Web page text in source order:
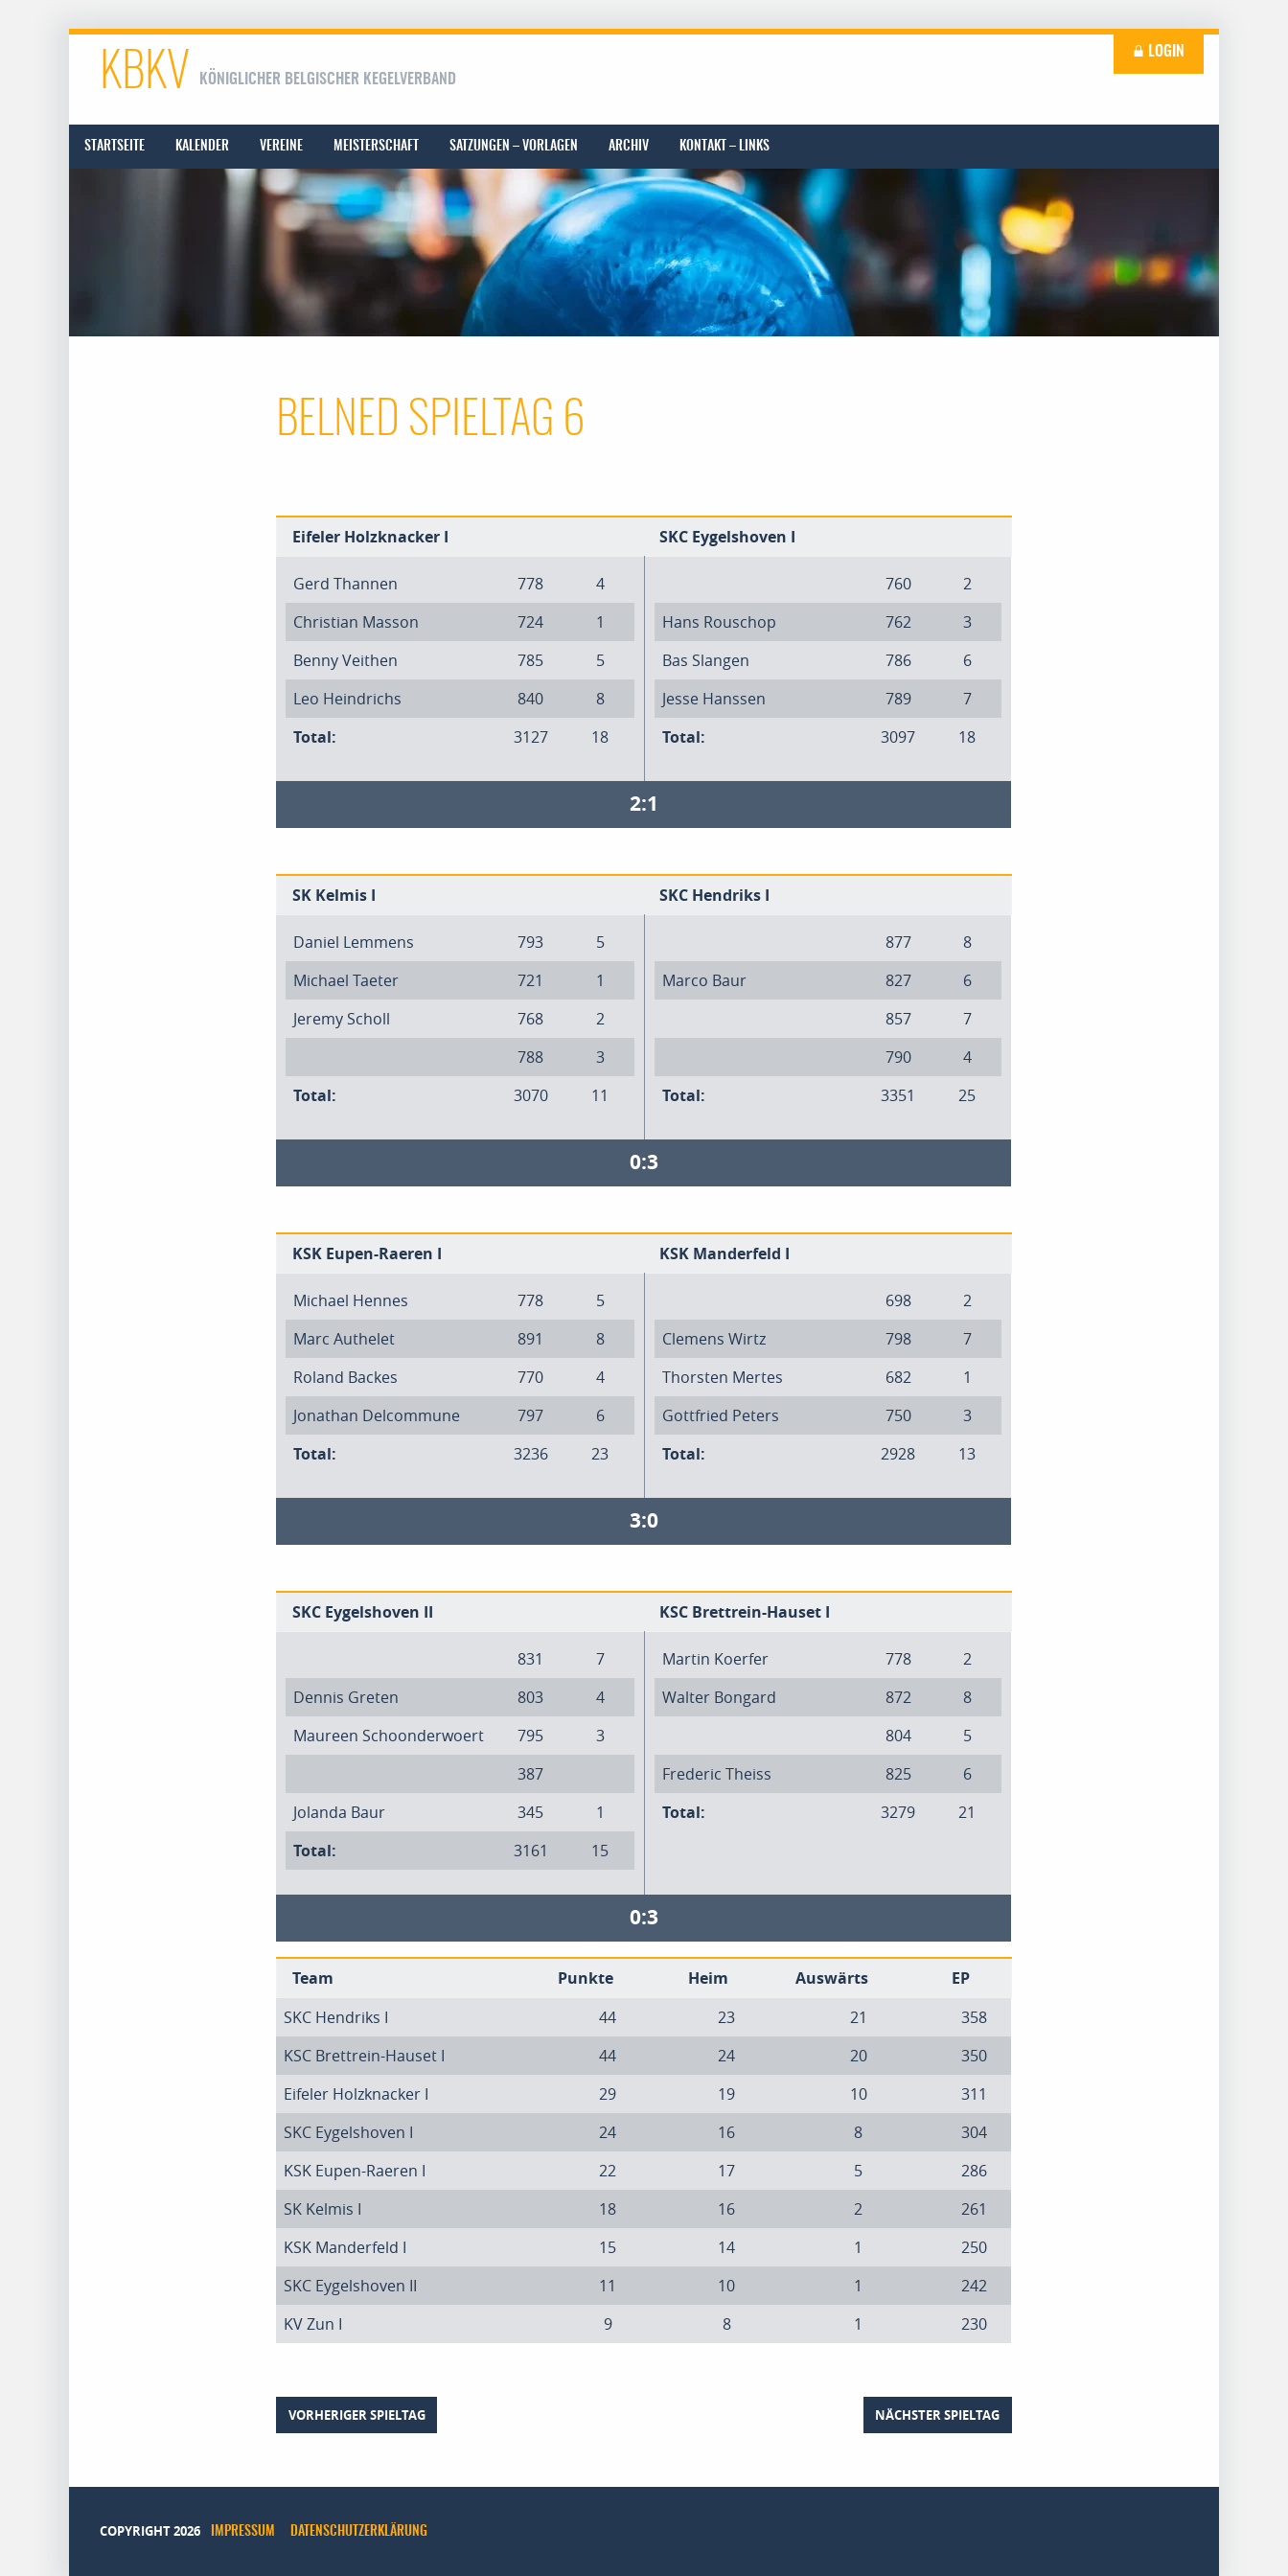
KBKV KÖNIGLICHER BELGISCHER KEGELVERBAND
LOGIN
STARTSEITE KALENDER VEREINE MEISTERSCHAFT SATZUNGEN – VORLAGEN ARCHIV KONTAKT – LINKS
BELNED SPIELTAG 6
Eifeler Holzknacker I SKC Eygelshoven I
Gerd Thannen 778
4
Christian Masson
724
1
Benny Veithen
785
5
Leo Heindrichs
840
8
Total:
3127 18
760
2
Hans Rouschop
762
3
Bas Slangen
786
6
Jesse Hanssen
789
7
Total:
3097 18
2:1
SK Kelmis I SKC Hendriks I
Daniel Lemmens 793
5
Michael Taeter
721
1
Jeremy Scholl
768
2
788
3
Total:
3070 11
877
8
Marco Baur
827
6
857
7
790
4
Total:
3351 25
0:3
KSK Eupen-Raeren I KSK Manderfeld I
Michael Hennes 778
5
Marc Authelet
891
8
Roland Backes
770
4
Jonathan Delcommune
797
6
Total:
3236 23
698
2
Clemens Wirtz
798
7
Thorsten Mertes
682
1
Gottfried Peters
750
3
Total:
2928 13
3:0
SKC Eygelshoven II KSC Brettrein-Hauset I
831
7
Dennis Greten
803
4
Maureen Schoonderwoert
795
3
387
Jolanda Baur
345
1
Total:
3161 15
Martin Koerfer 778
2
Walter Bongard
872
8
804
5
Frederic Theiss
825
6
Total:
3279 21
0:3
Team Punkte Heim Auswärts
EP
SKC Hendriks I
44 23 21
358
KSC Brettrein-Hauset I
44 24 20
350
Eifeler Holzknacker I
29 19 10
311
SKC Eygelshoven I
24 16 8
304
KSK Eupen-Raeren I
22 17 5
286
SK Kelmis I
18 16 2
261
KSK Manderfeld I
15 14 1
250
SKC Eygelshoven II
11 10 1
242
KV Zun I
9 8 1 230
VORHERIGER SPIELTAG NÄCHSTER SPIELTAG
COPYRIGHT 2026 IMPRESSUM DATENSCHUTZERKLÄRUNG